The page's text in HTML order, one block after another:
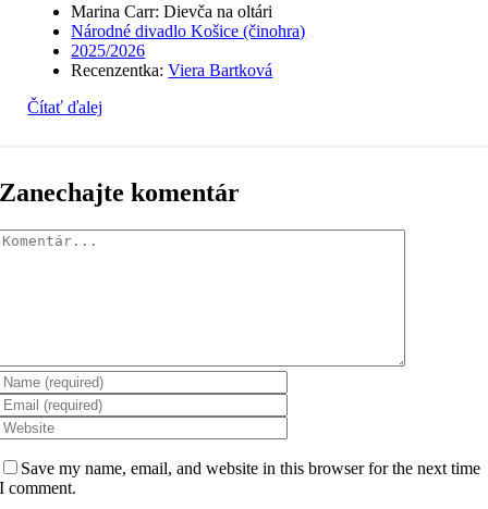
Marina Carr: Dievča na oltári
Národné divadlo Košice (činohra)
2025/2026
Recenzentka:Viera Bartková
Čítať ďalej
Zanechajte komentár
Save my name, email, and website in this browser for the next time
I comment.